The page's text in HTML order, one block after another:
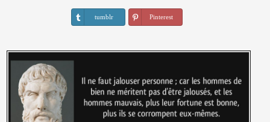
tumblr Pinterest